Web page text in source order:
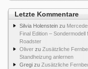
Letzte Kommentare
Silvia Holenstein zu
Final Edition – Sondermodell
Roadster
Oliver zu Zusätzliche
Standheizung anlernen
Gregi zu Zusätzliche